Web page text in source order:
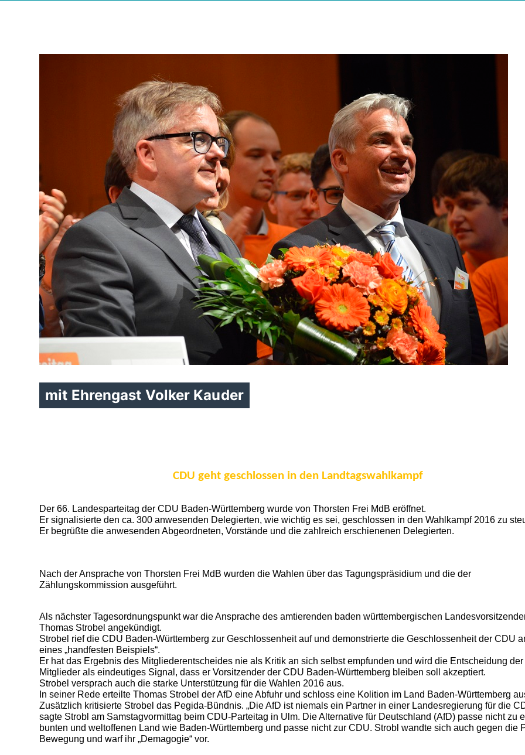
mit Ehrengast Volker Kauder
CDU geht geschlossen in den Landtagswahlkampf
Der 66. Landesparteitag der CDU Baden-Württemberg wurde von Thorsten Frei MdB eröffnet.
Er signalisierte den ca. 300 anwesenden Delegierten, wie wichtig es sei, geschlossen in den Wahlkampf 2016 zu
Er begrüßte die anwesenden Abgeordneten, Vorstände und die zahlreich erschienenen Delegierten.
Nach der Ansprache von Thorsten Frei MdB wurden die Wahlen über das Tagungspräsidium und die der
Zählungskommission ausgeführt.
Als nächster Tagesordnungspunkt war die Ansprache des amtierenden baden württembergischen
Thomas Strobel angekündigt.
Strobel rief die CDU Baden-Württemberg zur Geschlossenheit auf und demonstrierte die Geschlossenheit der CDU
eines „handfesten Beispiels“.
Er hat das Ergebnis des Mitgliederentscheides nie als Kritik an sich selbst empfunden und wird die Entscheidung der
Mitglieder als eindeutiges Signal, dass er Vorsitzender der CDU Baden-Württemberg bleiben soll akzeptiert.
Strobel versprach auch die starke Unterstützung für die Wahlen 2016 aus.
In seiner Rede erteilte Thomas Strobel der AfD eine Abfuhr und schloss eine Kolition im Land Baden-Württemberg
Zusätzlich kritisierte Strobel das Pegida-Bündnis. „Die AfD ist niemals ein Partner in einer Landesregierung für die
sagte Strobl am Samstagvormittag beim CDU-Parteitag in Ulm. Die Alternative für Deutschland (AfD) passe nicht zu
bunten und weltoffenen Land wie Baden-Württemberg und passe nicht zur CDU. Strobl wandte sich auch gegen die
Bewegung und warf ihr „Demagogie“ vor.